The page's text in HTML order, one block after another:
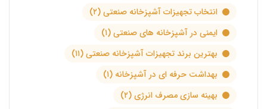
انتخاب تجهیزات آشپزخانه صنعتی(۲)
ایمنی در آشپزخانه های صنعتی(۱)
بهترین برند تجهیزات آشپزخانه صنعتی(۱۱)
بهداشت حرفه ای در آشپزخانه (۱)
بهینه سازی مصرف انرژی(۲)